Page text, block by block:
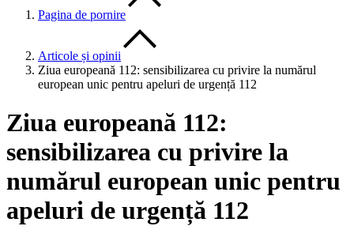
Pagina de pornire
Articole și opinii
Ziua europeană 112: sensibilizarea cu privire la numărul
european unic pentru apeluri de urgență 112
Ziua europeană 112:
sensibilizarea cu privire la
numărul european unic pentru
apeluri de urgență 112